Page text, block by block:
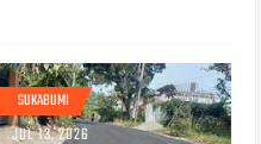
SUKABUMI
JUL 13, 2026